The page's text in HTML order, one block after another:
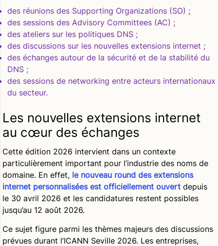
des réunions des Supporting Organizations (SO) ;
des sessions des Advisory Committees (AC) ;
des ateliers sur les politiques DNS ;
des discussions sur les nouvelles extensions internet ;
des échanges autour de la sécurité et de la stabilité du
DNS ;
des sessions de networking entre acteurs internationaux
du secteur.
Les nouvelles extensions internet
au cœur des échanges
Cette édition 2026 intervient dans un contexte
particulièrement important pour l’industrie des noms de
domaine. En effet, le nouveau round des extensions
internet personnalisées est officiellement ouvert depuis
le 30 avril 2026 et les candidatures restent possibles
jusqu’au 12 août 2026.
Ce sujet figure parmi les thèmes majeurs des discussions
prévues durant l’ICANN Seville 2026. Les entreprises,